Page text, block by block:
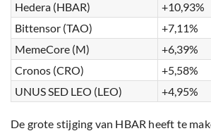
Hedera (HBAR)
+10,93%
Bittensor (TAO)
+7,11%
MemeCore (M)
+6,39%
Cronos (CRO)
+5,58%
UNUS SED LEO (LEO)
+4,95%
De grote stijging van HBAR heeft te